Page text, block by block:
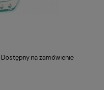
Dostępny na zamówienie